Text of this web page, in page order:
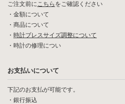
ご注文前にこちら をご確認ください
・ 金額について
・ 商品について
・ 時計ブレスサイズ調整について
・ 時計の修理につい
お支払いについて
下記のお支払が可能です。
・銀行振込